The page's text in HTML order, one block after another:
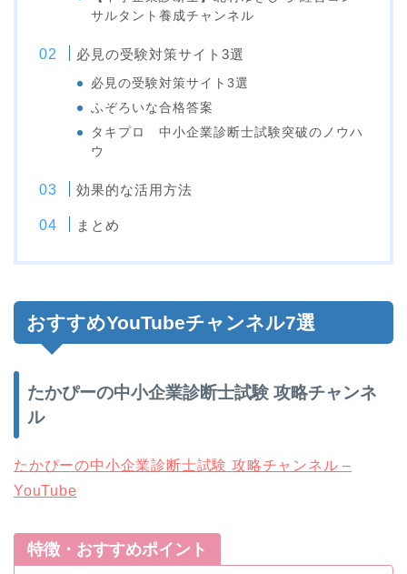
サルタント養成チャンネル
必見の受験対策サイト3選
必見の受験対策サイト3選
ふぞろいな合格答案
タキプロ 中小企業診断士試験突破のノウハ
ウ
効果的な活用方法
まとめ
おすすめYouTubeチャンネル7選
たかぴーの中小企業診断士試験 攻略チャンネ
ル
たかぴーの中小企業診断士試験 攻略チャンネル –
YouTube
特徴・おすすめポイント